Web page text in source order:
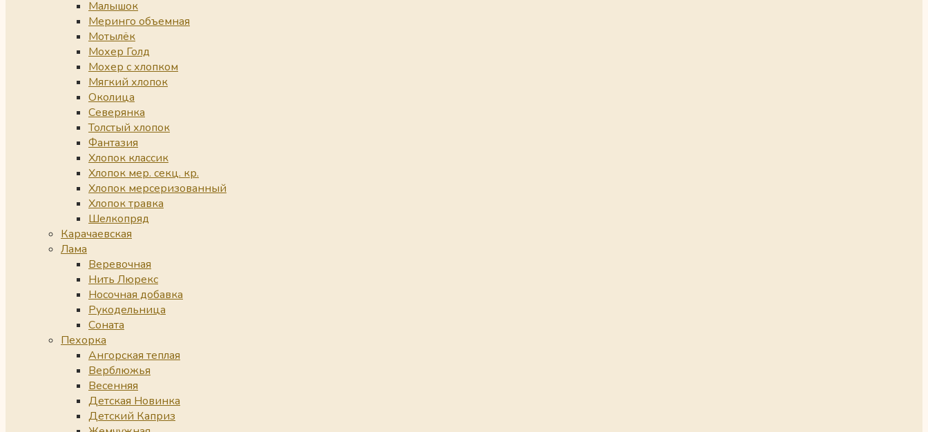
Малышок
Меринго объемная
Мотылёк
Мохер Голд
Мохер с хлопком
Мягкий хлопок
Околица
Северянка
Толстый хлопок
Фантазия
Хлопок классик
Хлопок мер. секц. кр.
Хлопок мерсеризованный
Хлопок травка
Шелкопряд
Карачаевская
Лама
Веревочная
Нить Люрекс
Носочная добавка
Рукодельница
Соната
Пехорка
Ангорская теплая
Верблюжья
Весенняя
Детская Новинка
Детский Каприз